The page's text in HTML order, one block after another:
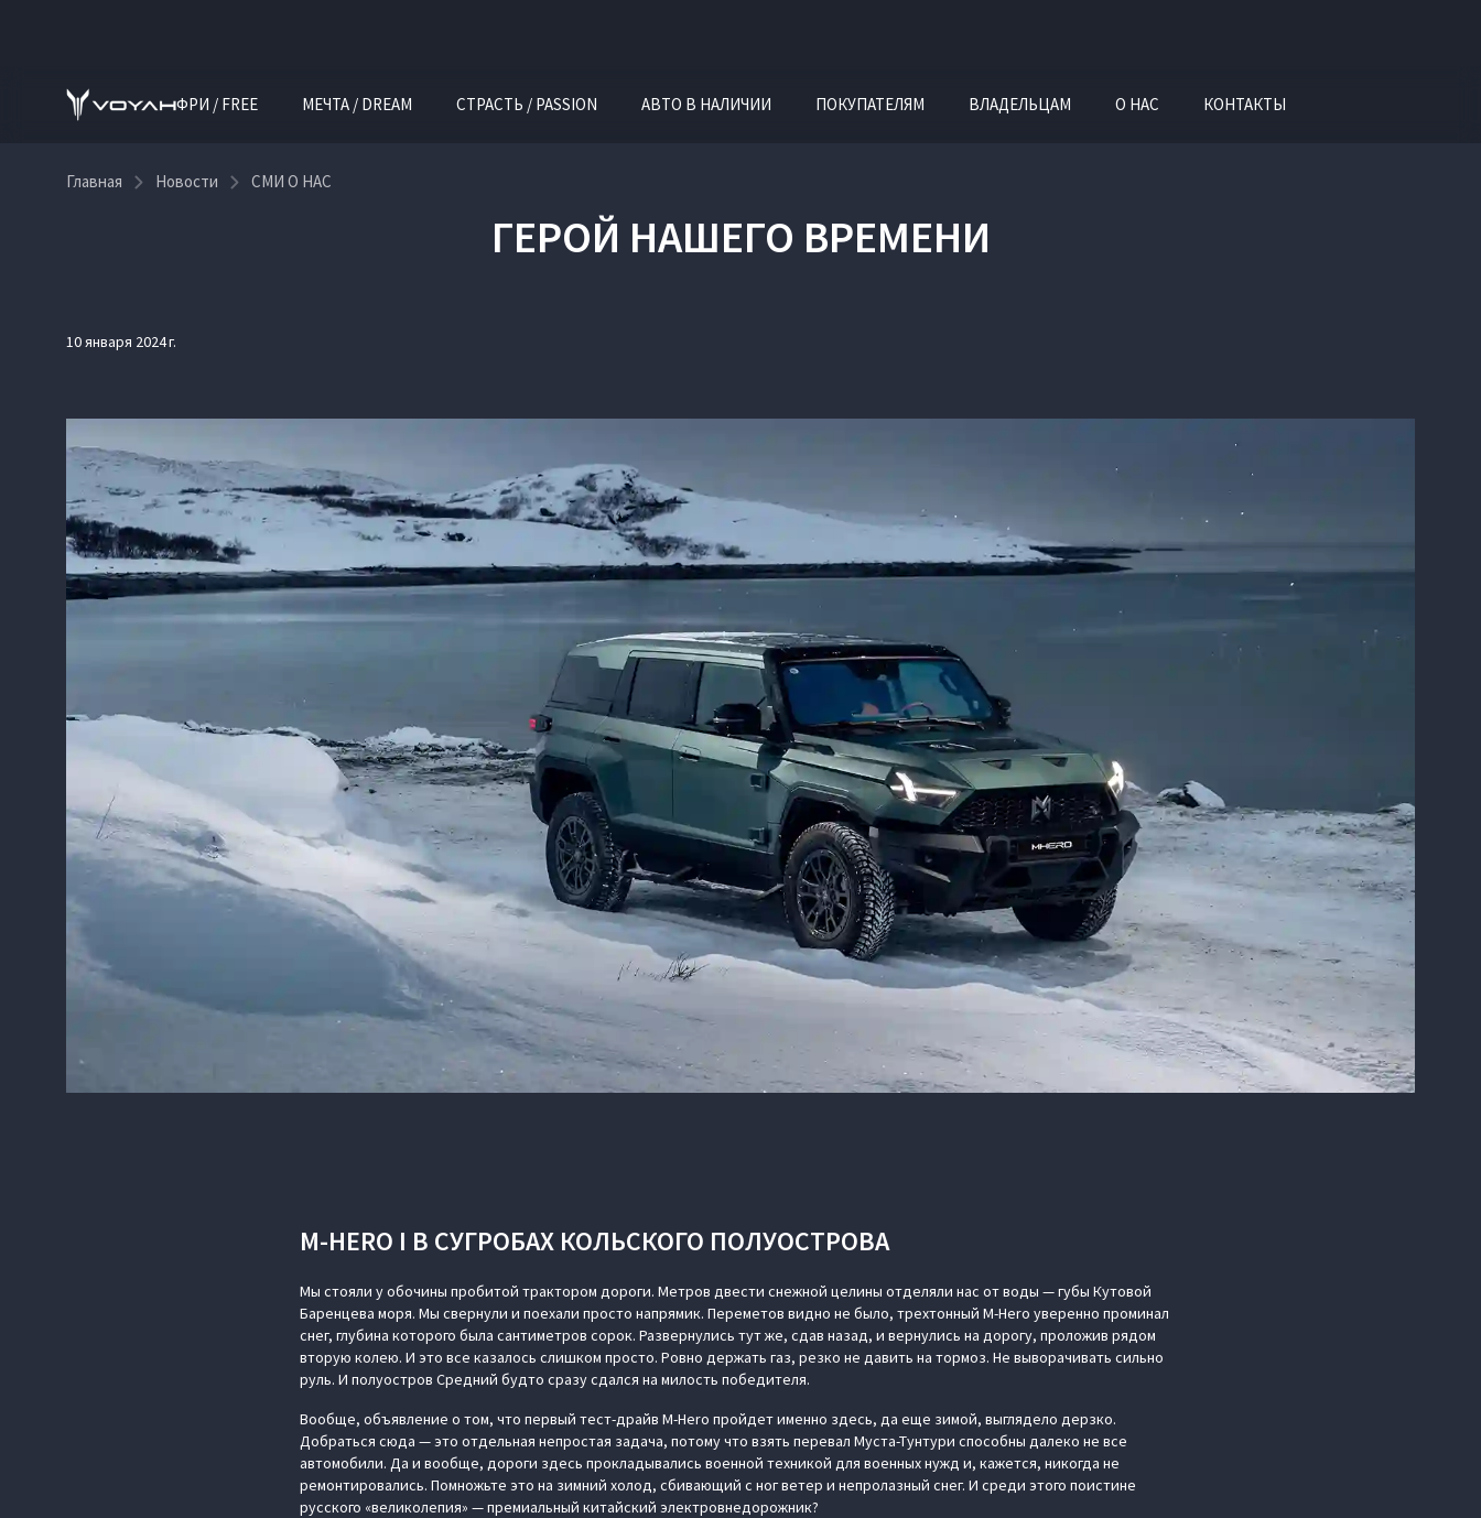
ФРИ / FREE МЕЧТА / DREAM СТРАСТЬ / PASSION АВТО В НАЛИЧИИ ПОКУПАТЕЛЯМ ВЛАДЕЛЬЦАМ О НАС КОНТАКТЫ
Главная Новости СМИ О НАС
ГЕРОЙ НАШЕГО ВРЕМЕНИ
10 января 2024 г.
M-HERO I В СУГРОБАХ КОЛЬСКОГО ПОЛУОСТРОВА
Мы стояли у обочины пробитой трактором дороги. Метров двести снежной целины отделяли нас от воды — губы Кутовой
Баренцева моря. Мы свернули и поехали просто напрямик. Переметов видно не было, трехтонный M-Hero уверенно проминал
снег, глубина которого была сантиметров сорок. Развернулись тут же, сдав назад, и вернулись на дорогу, проложив рядом
вторую колею. И это все казалось слишком просто. Ровно держать газ, резко не давить на тормоз. Не выворачивать сильно
руль. И полуостров Средний будто сразу сдался на милость победителя.
Вообще, объявление о том, что первый тест-драйв M-Hero пройдет именно здесь, да еще зимой, выглядело дерзко.
Добраться сюда — это отдельная непростая задача, потому что взять перевал Муста-Тунтури способны далеко не все
автомобили. Да и вообще, дороги здесь прокладывались военной техникой для военных нужд и, кажется, никогда не
ремонтировались. Помножьте это на зимний холод, сбивающий с ног ветер и непролазный снег. И среди этого поистине
русского «великолепия» — премиальный китайский электровнедорожник?